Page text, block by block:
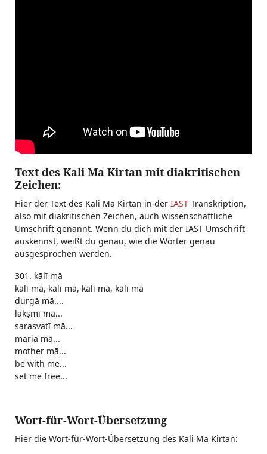
Text des Kali Ma Kirtan mit diakritischen
Zeichen:
Hier der Text des Kali Ma Kirtan in der IAST Transkription,
also mit diakritischen Zeichen, auch wissenschaftliche
Umschrift genannt. Wenn du dich mit der IAST Umschrift
auskennst, weißt du genau, wie die Wörter genau
ausgesprochen werden.
301. kālī mā
kālī mā, kālī mā, kālī mā, kālī mā
durgā mā....
lakṣmī mā...
sarasvatī mā...
maria mā...
mother mā...
be with me...
set me free...
Wort-für-Wort-Übersetzung
Hier die Wort-für-Wort-Übersetzung des Kali Ma Kirtan: